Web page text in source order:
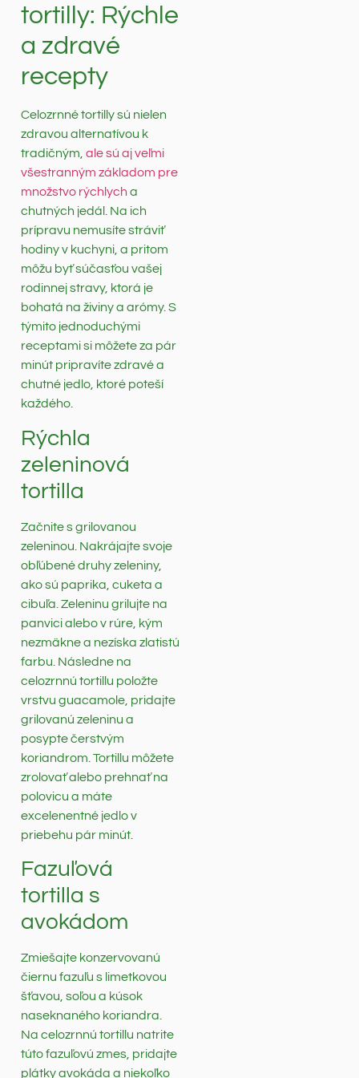
tortilly: Rýchle
a zdravé
recepty
Celozrnné tortilly sú nielen
zdravou alternatívou k
tradičným, ale sú aj veľmi
všestranným základom pre
množstvo rýchlych a
chutných jedál. Na ich
prípravu nemusíte stráviť
hodiny v kuchyni, a pritom
môžu byť súčasťou vašej
rodinnej stravy, ktorá je
bohatá na živiny a arómy. S
týmito jednoduchými
receptami si môžete za pár
minút pripravíte zdravé a
chutné jedlo, ktoré poteší
každého.
Rýchla
zeleninová
tortilla
Začnite s grilovanou
zeleninou. Nakrájajte svoje
obľúbené druhy zeleniny,
ako sú paprika, cuketa a
cibuľa. Zeleninu grilujte na
panvici alebo v rúre, kým
nezmäkne a nezíska zlatistú
farbu. Následne na
celozrnnú tortillu položte
vrstvu guacamole, pridajte
grilovanú zeleninu a
posypte čerstvým
koriandrom. Tortillu môžete
zrolovať alebo prehnať na
polovicu a máte
excelenentné jedlo v
priebehu pár minút.
Fazuľová
tortilla s
avokádom
Zmiešajte konzervovanú
čiernu fazuľu s limetkovou
šťavou, soľou a kúsok
naseknaného koriandra.
Na celozrnnú tortillu natrite
túto fazuľovú zmes, pridajte
plátky avokáda a niekoľko